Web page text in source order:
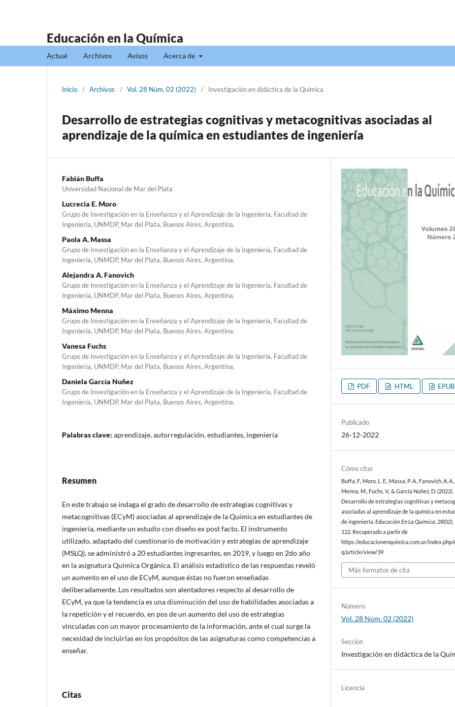
Educación en la Química
Actual Archivos Avisos Acerca de
Inicio / Archivos / Vol. 28 Núm. 02 (2022) / Investigación en didáctica de la Química
Desarrollo de estrategias cognitivas y metacognitivas asociadas al
aprendizaje de la química en estudiantes de ingeniería
Fabián Buffa
Universidad Nacional de Mar del Plata
Lucrecia E. Moro
Grupo de Investigación en la Enseñanza y el Aprendizaje de la Ingeniería, Facultad de
Ingeniería, UNMDP, Mar del Plata, Buenos Aires, Argentina.
Paola A. Massa
Grupo de Investigación en la Enseñanza y el Aprendizaje de la Ingeniería, Facultad de
Ingeniería, UNMDP, Mar del Plata, Buenos Aires, Argentina.
Alejandra A. Fanovich
Grupo de Investigación en la Enseñanza y el Aprendizaje de la Ingeniería, Facultad de
Ingeniería, UNMDP, Mar del Plata, Buenos Aires, Argentina.
Máximo Menna
Grupo de Investigación en la Enseñanza y el Aprendizaje de la Ingeniería, Facultad de
Ingeniería, UNMDP, Mar del Plata, Buenos Aires, Argentina.
Vanesa Fuchs
Grupo de Investigación en la Enseñanza y el Aprendizaje de la Ingeniería, Facultad de
Ingeniería, UNMDP, Mar del Plata, Buenos Aires, Argentina.
Daniela García Nuñez
Grupo de Investigación en la Enseñanza y el Aprendizaje de la Ingeniería, Facultad de
Ingeniería, UNMDP, Mar del Plata, Buenos Aires, Argentina.
Palabras clave: aprendizaje, autorregulación, estudiantes, ingeniería
Resumen
En este trabajo se indaga el grado de desarrollo de estrategias cognitivas y
metacognitivas (ECyM) asociadas al aprendizaje de la Química en estudiantes de
ingeniería, mediante un estudio con diseño ex post facto. El instrumento
utilizado, adaptado del cuestionario de motivación y estrategias de aprendizaje
(MSLQ), se administró a 20 estudiantes ingresantes, en 2019, y luego en 2do año
en la asignatura Química Orgánica. El análisis estadístico de las respuestas reveló
un aumento en el uso de ECyM, aunque éstas no fueron enseñadas
deliberadamente. Los resultados son alentadores respecto al desarrollo de
ECyM, ya que la tendencia es una disminución del uso de habilidades asociadas a
la repetición y el recuerdo, en pos de un aumento del uso de estrategias
vinculadas con un mayor procesamiento de la información, ante el cual surge la
necesidad de incluirlas en los propósitos de las asignaturas como competencias a
enseñar.
Citas
PDF HTML EPUB
Publicado
26-12-2022
Cómo citar
Buffa, F., Moro, L. E., Massa, P. A., Fanovich, A. A.,
Menna, M., Fuchs, V., & García Nuñez, D. (2022).
Desarrollo de estrategias cognitivas y
asociadas al aprendizaje de la química en
de ingeniería.Educación En La Química 28(02),
122. Recuperado a partir de
https://educacionenquimica.com.ar/index.php/
q/article/view/39
Más formatos de cita
Número
Vol. 28 Núm. 02 (2022)
Sección
Investigación en didáctica de la
Licencia